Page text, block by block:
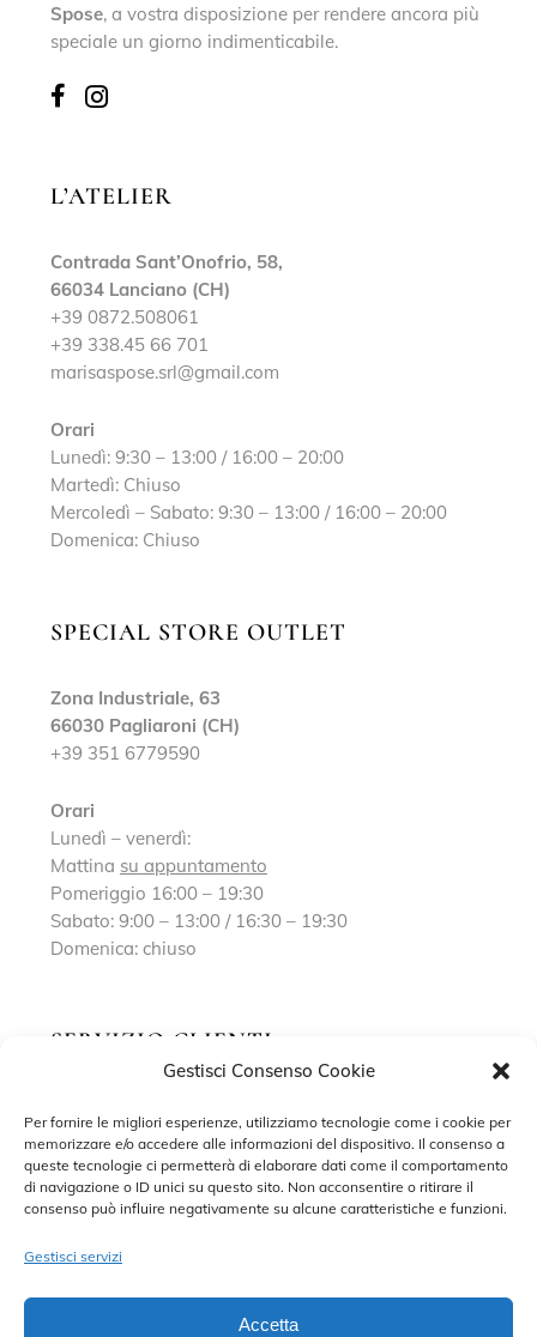
Gestisci Consenso Cookie
Per fornire le migliori esperienze, utilizziamo tecnologie come i cookie per
memorizzare e/o accedere alle informazioni del dispositivo. Il consenso a
queste tecnologie ci permetterà di elaborare dati come il comportamento
di navigazione o ID unici su questo sito. Non acconsentire o ritirare il
consenso può influire negativamente su alcune caratteristiche e funzioni.
Gestisci servizi
Accetta
Spose, a vostra disposizione per rendere ancora più
speciale un giorno indimenticabile.
L’ATELIER
Contrada Sant’Onofrio, 58,
66034 Lanciano (CH)
+39 0872.508061
+39 338.45 66 701
marisaspose.srl@gmail.com
Orari
Lunedì: 9:30 – 13:00 / 16:00 – 20:00
Martedì: Chiuso
Mercoledì – Sabato: 9:30 – 13:00 / 16:00 – 20:00
Domenica: Chiuso
SPECIAL STORE OUTLET
Zona Industriale, 63
66030 Pagliaroni (CH)
+39 351 6779590
Orari
Lunedì – venerdì:
Mattina su appuntamento
Pomeriggio 16:00 – 19:30
Sabato: 9:00 – 13:00 / 16:30 – 19:30
Domenica: chiuso
SERVIZIO CLIENTI
Contatti
Privacy Policy